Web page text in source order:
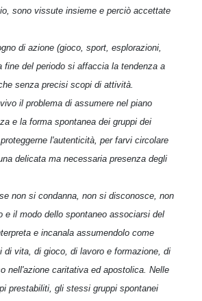
sono vissute insieme e perciò accettate
di azione (gioco, sport, esplorazioni,
fine del periodo si affaccia la tendenza a
senza precisi scopi di attività.
il problema di assumere nel piano
e la forma spontanea dei gruppi dei
l'autenticità, per farvi circolare
delicata ma necessaria presenza degli
non si condanna, non si disconosce, non
e il modo dello spontaneo associarsi del
e incanala assumendolo come
di vita, di gioco, di lavoro e formazione, di
nell'azione caritativa ed apostolica. Nelle
prestabiliti, gli stessi gruppi spontanei